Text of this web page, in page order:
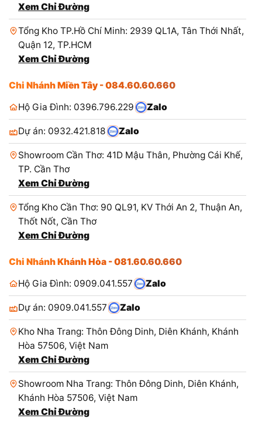
Xem Chỉ Đường
Tổng Kho TP.Hồ Chí Minh: 2939 QL1A, Tân Thới Nhất,
Quận 12, TP.HCM
Xem Chỉ Đường
Chi Nhánh Miền Tây - 084.60.60.660
Hộ Gia Đình: 0396.796.229
Zalo
Dự án: 0932.421.818 Zalo
Showroom Cần Thơ: 41D Mậu Thân, Phường Cái Khế,
TP. Cần Thơ
Xem Chỉ Đường
Tổng Kho Cần Thơ: 90 QL91, KV Thới An 2, Thuận An,
Thốt Nốt, Cần Thơ
Xem Chỉ Đường
Chi Nhánh Khánh Hòa - 081.60.60.660
Hộ Gia Đình: 0909.041.557
Zalo
Dự án: 0909.041.557 Zalo
Kho Nha Trang: Thôn Đông Dinh, Diên Khánh, Khánh
Hòa 57506, Việt Nam
Xem Chỉ Đường
Showroom Nha Trang: Thôn Đông Dinh, Diên Khánh,
Khánh Hòa 57506, Việt Nam
Xem Chỉ Đường